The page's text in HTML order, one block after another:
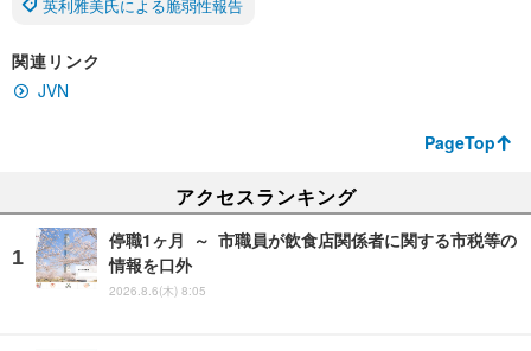
英利雅美氏による脆弱性報告
関連リンク
JVN
PageTop
アクセスランキング
停職1ヶ月 ～ 市職員が飲食店関係者に関する市税等の
情報を口外
2026.8.6(木) 8:05